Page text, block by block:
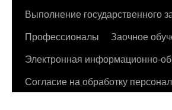
Выполнение государственного
Профессионалы
Заочное
Электронная информационно-
Согласие на обработку